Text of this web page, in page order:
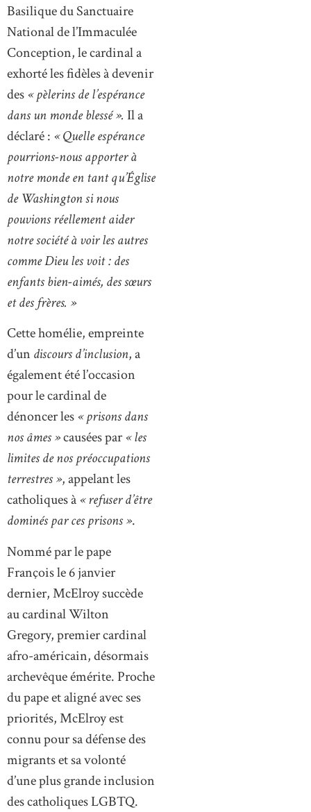
Basilique du Sanctuaire
National de l’Immaculée
Conception, le cardinal a
exhorté les fidèles à devenir
des« pèlerins de l’espérance
dans un monde blessé ». Il a
déclaré : « Quelle espérance
pourrions-nous apporter à
notre monde en tant qu’Église
de Washington si nous
pouvions réellement aider
notre société à voir les autres
comme Dieu les voit : des
enfants bien-aimés, des sœurs
et des frères. »
Cette homélie, empreinte
d’un discours d’inclusion, a
également été l’occasion
pour le cardinal de
dénoncer les« prisons dans
nos âmes »causées par« les
limites de nos préoccupations
terrestres », appelant les
catholiques à« refuser d’être
dominés par ces prisons ».
Nommé par le pape
François le 6 janvier
dernier, McElroy succède
au cardinal Wilton
Gregory, premier cardinal
afro-américain, désormais
archevêque émérite. Proche
du pape et aligné avec ses
priorités, McElroy est
connu pour sa défense des
migrants et sa volonté
d’une plus grande inclusion
des catholiques LGBTQ.